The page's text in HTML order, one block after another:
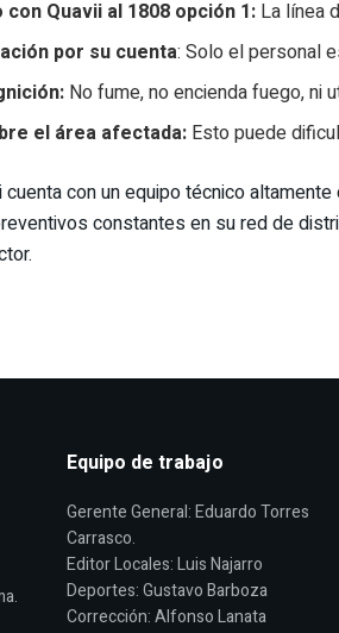
Quavii al 1808 opción 1: La línea
por su cuenta: Solo el personal
No fume, no encienda fuego, ni
el área afectada: Esto puede
con un equipo técnico
constantes en su red de
Equipo de trabajo
Gerente General: Eduardo Torres
Carrasco.
Editor Locales: Luis Najarro
Deportes: Gustavo Barboza
Corrección: Alfonso Lanata